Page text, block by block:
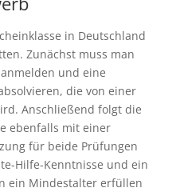
in Deutschland
Zunächst muss man
und eine
die von einer
Anschließend folgt die
ebenfalls mit einer
für beide Prüfungen
Hilfe-Kenntnisse und ein
ein Mindestalter erfüllen